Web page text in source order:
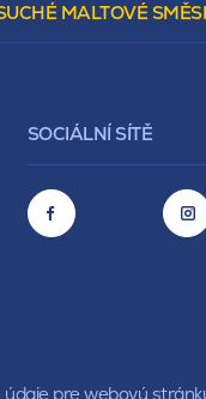
SOCIÁLNÍ SÍTĚ
MALTOVÉ
pre webovú